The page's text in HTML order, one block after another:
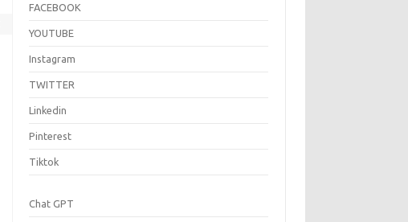
FACEBOOK
YOUTUBE
Instagram
TWITTER
Linkedin
Pinterest
Tiktok
Chat GPT